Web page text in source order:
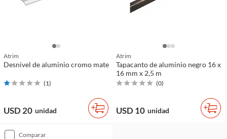
Atrim
Desnivel de aluminio cromo mate
(1)
USD 20 unidad
Atrim
Tapacanto de aluminio negro 16 x
16 mm x 2,5 m
(0)
USD 10 unidad
comparar